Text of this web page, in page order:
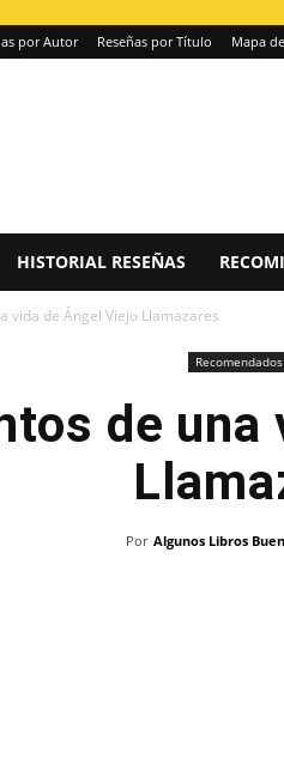
por Autor Reseñas por Título Mapa
HISTORIAL RESEÑAS
vida de Ángel Viejo Llamazares
Recomendados
de
Por Algunos Libros